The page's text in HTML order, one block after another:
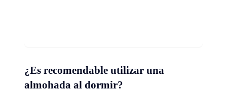
¿Es recomendable utilizar una
almohada al dormir?